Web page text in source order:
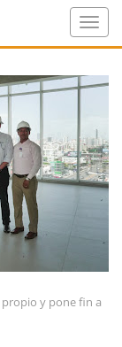
propio y pone fin a